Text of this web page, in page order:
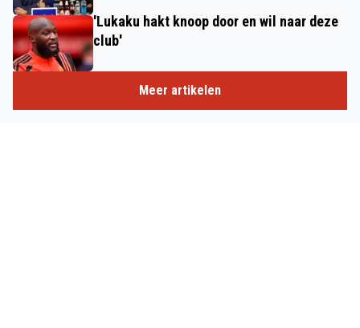
'Lukaku hakt knoop door en wil naar deze
club'
Meer artikelen